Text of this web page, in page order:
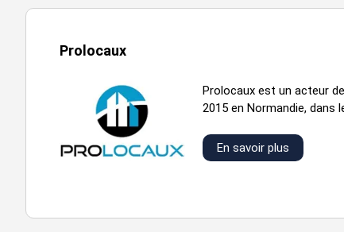
Prolocaux
Prolocaux est un acteur
2015 en Normandie, dans
En savoir plus